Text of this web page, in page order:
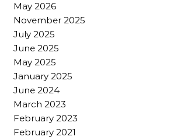
May 2026
November 2025
July 2025
June 2025
May 2025
January 2025
June 2024
March 2023
February 2023
February 2021